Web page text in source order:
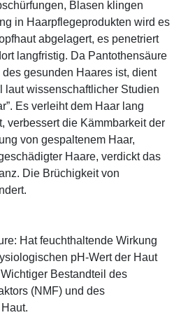
Blasen klingen
in Haarpflegeprodukten wird es
abgelagert, es penetriert
langfristig. Da Pantothensäure
gesunden Haares ist, dient
laut wissenschaftlicher Studien
Es verleiht dem Haar lang
verbessert die Kämmbarkeit der
von gespaltenem Haar,
Haare, verdickt das
Die Brüchigkeit von
Hat feuchthaltende Wirkung
pH-Wert der Haut
Bestandteil des
(NMF) und des